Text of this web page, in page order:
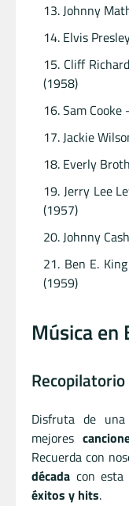
Johnny
Elvis
Cliff
(1958)
Sam Cooke
Jackie
Everly
Jerry Lee
(1957)
Johnny
Ben E.
(1959)
Música en
Recopilatorio
Disfruta de
mejores
Recuerda con
década con esta
éxitos y hits.